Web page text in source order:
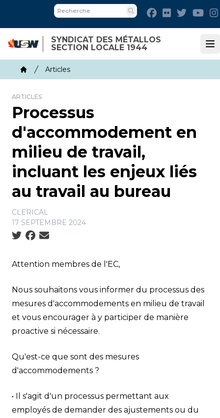
main
content
SYNDICAT DES MÉTALLOS
SECTION LOCALE 1944
Recherche
Facebook
Flickr Twitter
Breadcrumb
Home
Articles
ARTICLES
Processus
d'accommodement en
milieu de travail,
incluant les enjeux liés
au travail au bureau
CLERICAL
17 SEPTEMBRE 2024
Social share icons
Attention membres de l'EC,
Nous souhaitons vous informer du processus des
mesures d'accommodements en milieu de travail
et vous encourager à y participer de manière
proactive si nécessaire.
Qu'est-ce que sont des mesures
d'accommodements ?
• Il s'agit d'un processus permettant aux
employés de demander des ajustements ou du